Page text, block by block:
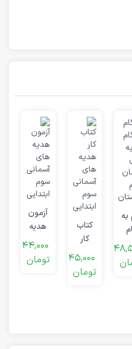
به
های
کتاب
کار
هدیه
های
آسمانی
45,000
تومان
آزمون
هدیه
های
آسمانی
سوم
44,000
تومان